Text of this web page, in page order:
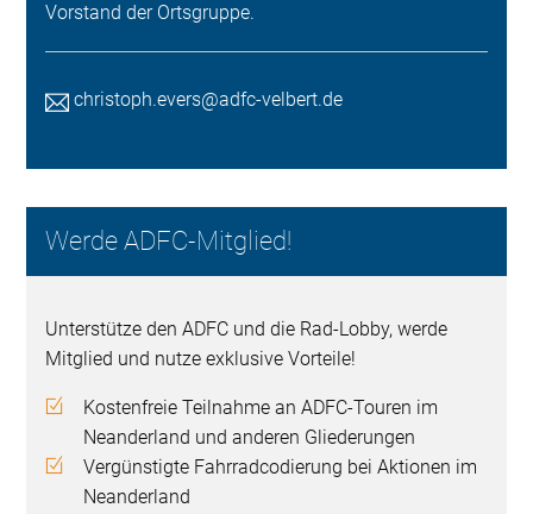
Vorstand der Ortsgruppe.
christoph.evers@adfc-velbert.de
Werde ADFC-Mitglied!
Unterstütze den ADFC und die Rad-Lobby, werde
Mitglied und nutze exklusive Vorteile!
Kostenfreie Teilnahme an ADFC-Touren im
Neanderland und anderen Gliederungen
Vergünstigte Fahrradcodierung bei Aktionen im
Neanderland